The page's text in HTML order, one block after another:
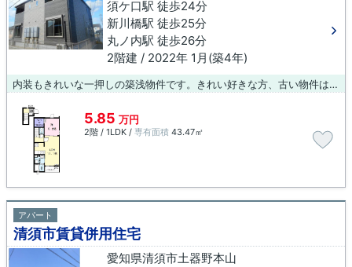
須ケ口駅 徒歩24分
新川橋駅 徒歩25分
丸ノ内駅 徒歩26分
2階建 / 2022年 1月(築4年)
内装もきれいな一押しの築浅物件です。きれい好きな方、古い物件は苦手という方に。アパートタイプのお部屋です。ブルーボックス 稲沢支店へのお問い合わせは0587-23-0015へご連絡お願いします。当社スタッフがお客様の住まい探しをサポート致します。
5.85 万円
2階 / 1LDK / 専有面積 43.47㎡
アパート
清須市賃貸併用住宅
愛知県清須市土器野本山